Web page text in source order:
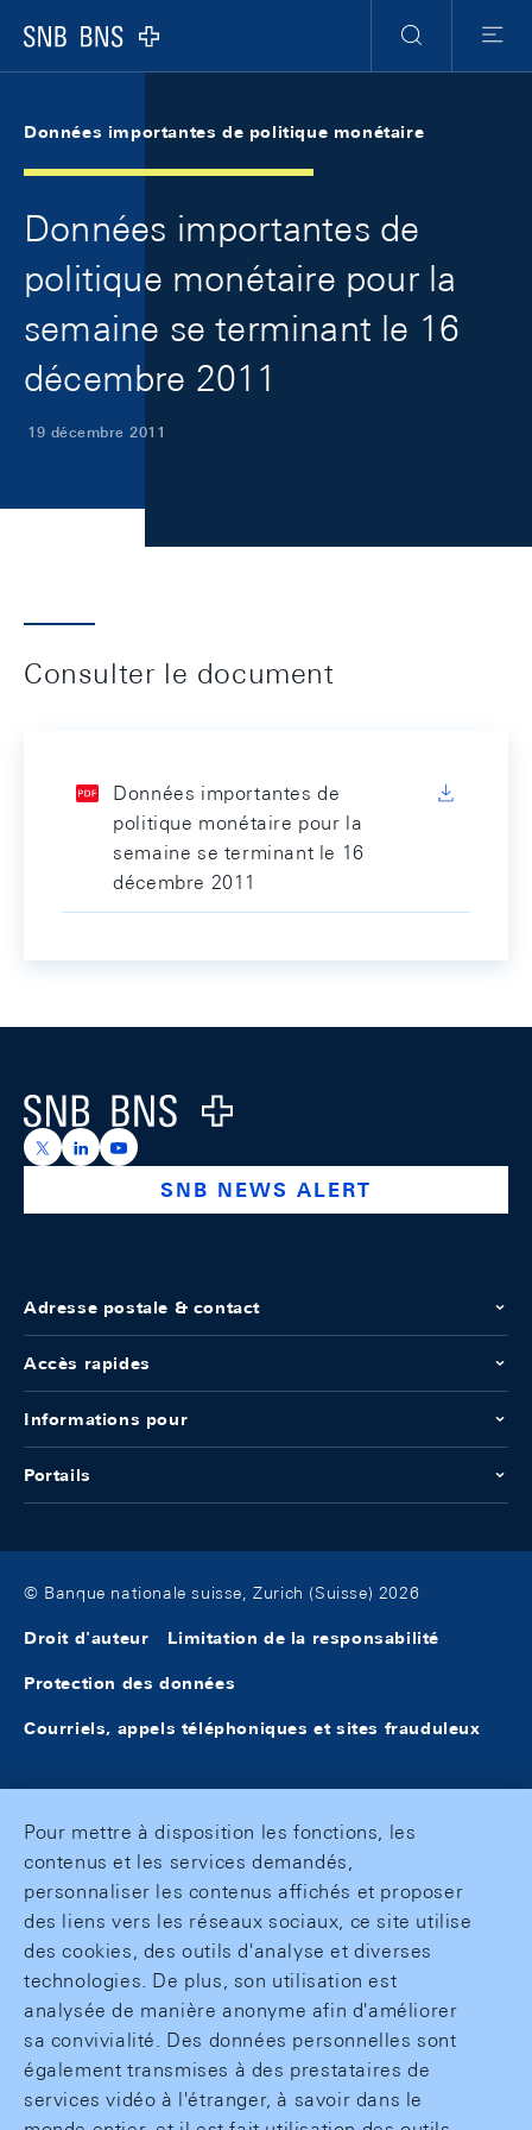
Logo
RechercheMenu
Données importantes de politique monétaire
Données importantes de
politique monétaire pour la
semaine se terminant le 16
décembre 2011
19 décembre 2011
Consulter le document
Données importantes de
politique monétaire pour la
semaine se terminant le 16
décembre 2011
Logo
https://x.com/snb_bns
https://ch.linkedin.com/company/swiss-national-
https://www.youtube.com/@swissnationalbank
SNB NEWS ALERT
Adresse postale & contact
Accès rapides
Informations pour
Portails
© Banque nationale suisse, Zurich (Suisse) 2026
Droit d'auteur Limitation de la responsabilité
Protection des données
Courriels, appels téléphoniques et sites frauduleux
Pour mettre à disposition les fonctions, les
contenus et les services demandés,
personnaliser les contenus affichés et proposer
des liens vers les réseaux sociaux, ce site utilise
des cookies, des outils d'analyse et diverses
technologies. De plus, son utilisation est
analysée de manière anonyme afin d'améliorer
sa convivialité. Des données personnelles sont
également transmises à des prestataires de
services vidéo à l'étranger, à savoir dans le